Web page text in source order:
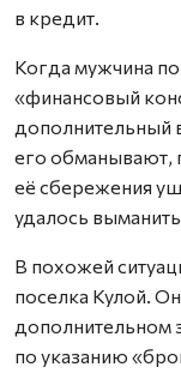
в кредит.
Когда мужчина
«финансовый
дополнительный
его обманывают,
её сбережения
удалось
В похожей
поселка Кулой.
дополнительном
по указанию